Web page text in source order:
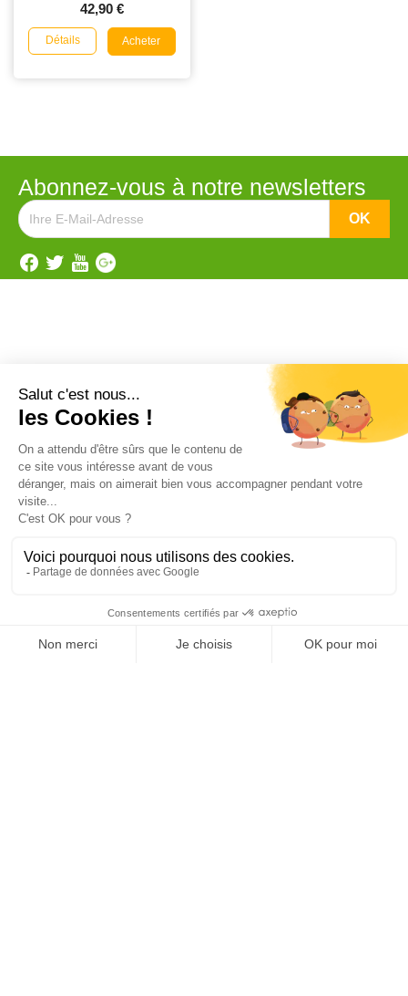
42,90 €
Détails Acheter
Abonnez-vous à notre newsletters
Catégorie

Anti rongeurs
Matériels applicateurs
Anti pigeons
Les Répulsifs
Désinfectants pro
Ultrasons
Gamme Bio